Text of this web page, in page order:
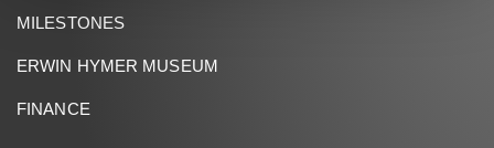
MILESTONES
ERWIN HYMER MUSEUM
FINANCE